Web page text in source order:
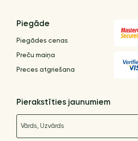
Piegāde
Piegādes cenas
Preču maiņa
Preces atgriešana
Pierakstīties jaunumiem